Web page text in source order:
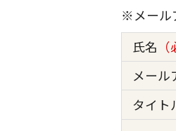
※メール
氏名
メール
タイト